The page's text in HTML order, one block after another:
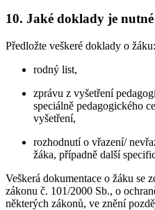
10. Jaké doklady je nutné
Předložte veškeré doklady o žáku:
rodný list,
zprávu z vyšetření
speciálně pedagogického
vyšetření,
rozhodnutí o vřazení/
žáka, případně další
Veškerá dokumentace o žáku se
zákonu č. 101/2000 Sb., o
některých zákonů, ve znění